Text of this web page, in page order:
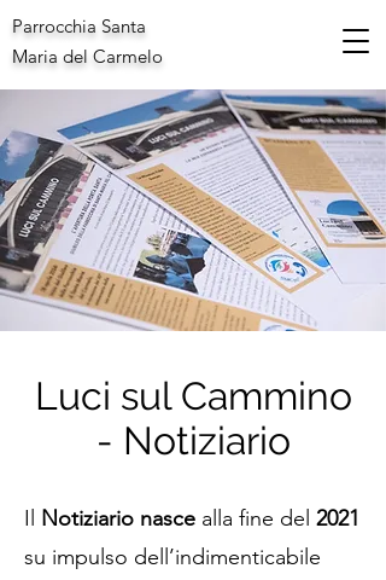
Parrocchia Santa
Maria del Carmelo
Luci sul Cammino
- Notiziario
Il Notiziario nasce alla fine del 2021
su impulso dell’indimenticabile